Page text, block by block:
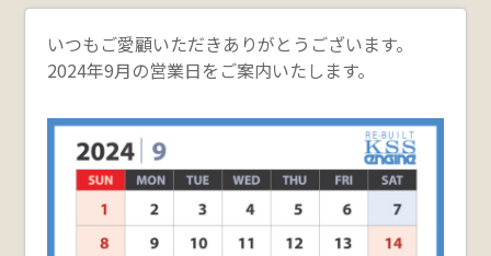
いつもご愛顧いただきありがとうございます。
2024年9月の営業日をご案内いたします。